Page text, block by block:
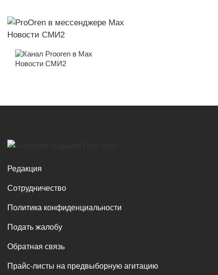
Новости СМИ2
Новости СМИ2
Редакция
Сотрудничество
Политика конфиденциальности
Подать жалобу
Обратная связь
Прайс-листы на предвыборную агитацию